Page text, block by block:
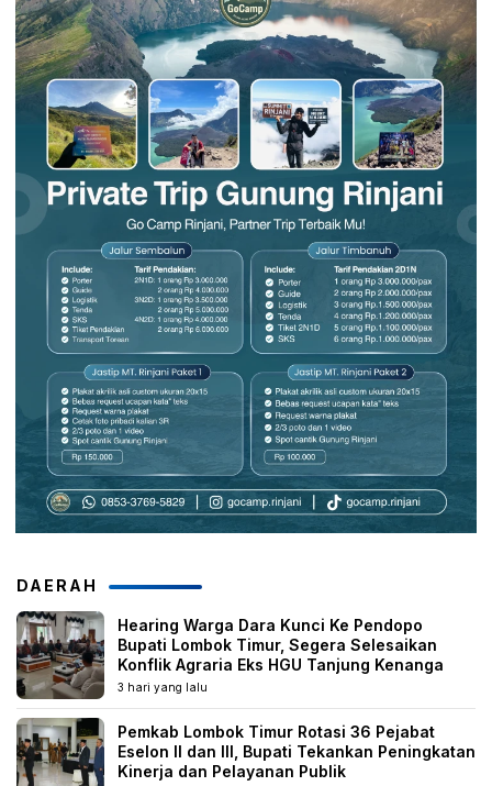
DAERAH
Hearing Warga Dara Kunci Ke Pendopo
Bupati Lombok Timur, Segera Selesaikan
Konflik Agraria Eks HGU Tanjung Kenanga
3 hari yang lalu
Pemkab Lombok Timur Rotasi 36 Pejabat
Eselon II dan III, Bupati Tekankan Peningkatan
Kinerja dan Pelayanan Publik